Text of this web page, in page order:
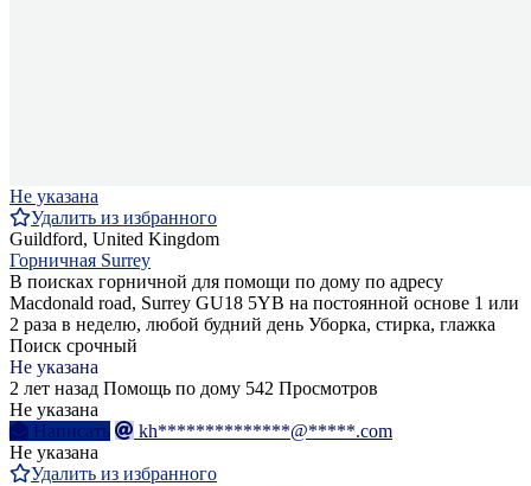
Не указана
Удалить из избранного
Guildford, United Kingdom
Горничная Surrey
В поисках горничной для помощи по дому по адресу
Macdonald road, Surrey GU18 5YB на постоянной основе 1 или
2 раза в неделю, любой будний день Уборка, стирка, глажка
Поиск срочный
Не указана
2 лет назад Помощь по дому 542 Просмотров
Не указана
Написать
kh**************@*****.com
Не указана
Удалить из избранного